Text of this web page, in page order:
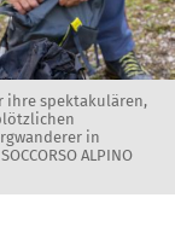
ihre spektakulären,
in
ALPINO